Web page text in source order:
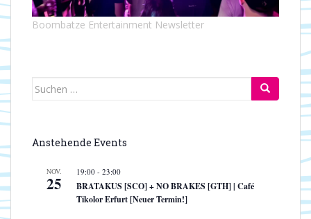
Boombatze Entertainment Newsletter
Suchen
Anstehende Events
NOV.
25
19:00 - 23:00
BRATAKUS [SCO] + NO BRAKES [GTH] | Café
Tikolor Erfurt [Neuer Termin!]